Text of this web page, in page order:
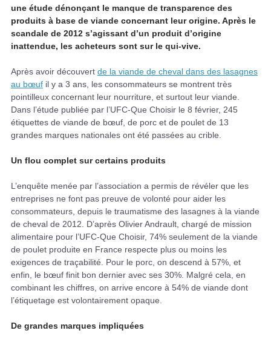
une étude dénonçant le manque de transparence des
produits à base de viande concernant leur origine. Après le
scandale de 2012 s’agissant d’un produit d’origine
inattendue, les acheteurs sont sur le qui-vive.
Après avoir découvert de la viande de cheval dans des lasagnes
au bœuf il y a 3 ans, les consommateurs se montrent très
pointilleux concernant leur nourriture, et surtout leur viande.
Dans l’étude publiée par l’UFC-Que Choisir le 8 février, 245
étiquettes de viande de bœuf, de porc et de poulet de 13
grandes marques nationales ont été passées au crible.
Un flou complet sur certains produits
L’enquête menée par l’association a permis de révéler que les
entreprises ne font pas preuve de volonté pour aider les
consommateurs, depuis le traumatisme des lasagnes à la viande
de cheval de 2012. D’après Olivier Andrault, chargé de mission
alimentaire pour l’UFC-Que Choisir, 74% seulement de la viande
de poulet produite en France respecte plus ou moins les
exigences de traçabilité. Pour le porc, on descend à 57%, et
enfin, le bœuf finit bon dernier avec ses 30%. Malgré cela, en
combinant les chiffres, on arrive encore à 54% de viande dont
l’étiquetage est volontairement opaque.
De grandes marques impliquées